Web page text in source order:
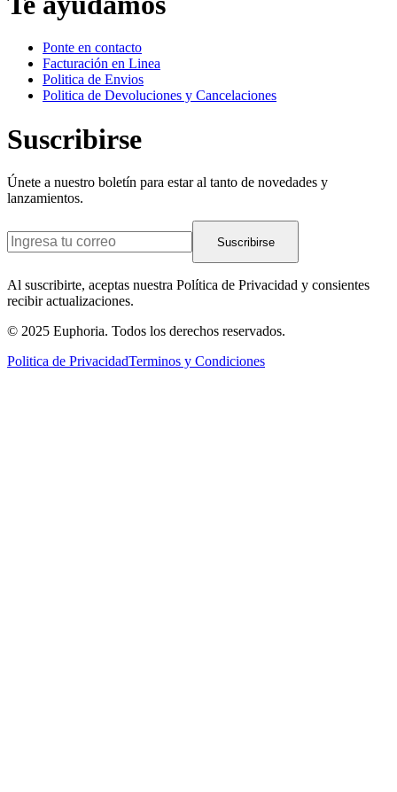
Ponte en contacto
Facturación en Linea
Politica de Envios
Politica de Devoluciones y Cancelaciones
Suscribirse
Únete a nuestro boletín para estar al tanto de novedades y
lanzamientos.
Suscribirse
Al suscribirte, aceptas nuestra Política de Privacidad y consientes
recibir actualizaciones.
© 2025 Euphoria. Todos los derechos reservados.
Politica de PrivacidadTerminos y Condiciones